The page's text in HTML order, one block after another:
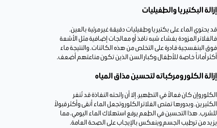
إزالة البكتيريا والطفيليات
قد يحتوي الماء على بكتيريا وطفيليات دقيقة غير مرئية بالعين.
فالفلاتر المزودة بغشاء شبه نافذ أو معالجات إضافية مثل الأشعة
فوق البنفسجية قادرة على التخلص من هذه الكائنات. والنتيجة ماء
أكثر أماناً خاصة للأطفال وكبار السن الذين تكون مناعتهم أضعف.
إزالة الكلور ومركباته لتحسين مذاق المياه
الكلور وإن كان فعالاً في التطهير، إلا أن رائحته النفاذة قد تُنفر
الكثيرين. وبدورها تمتص الفلاتر الكلور وتجعل الماء أنقى وأكثر قبولاً
للشرب. هذا التحسين في الطعم يرفع استهلاك الماء اليومي، مما
يزيد من ترطيب الجسم وينعكس بالإيجاب على الصحة العامة.